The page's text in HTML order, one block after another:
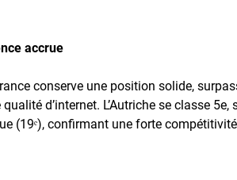
accrue
conserve une position solide,
d’internet. L’Autriche se classe 5e,
(19ᵉ), confirmant une forte